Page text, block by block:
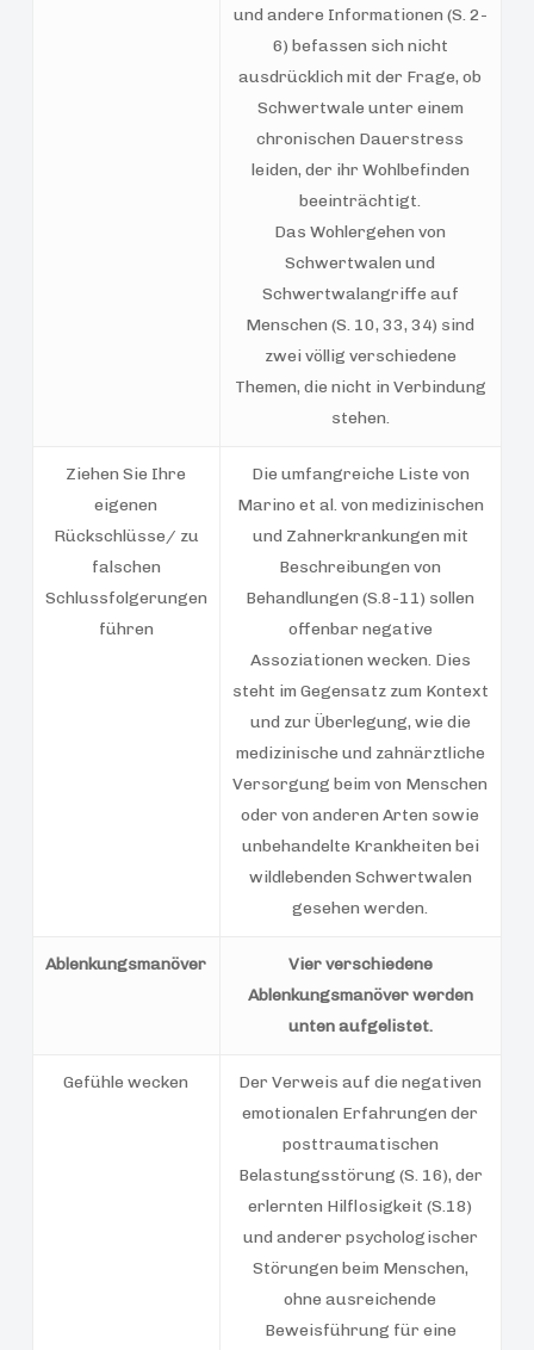
und andere Informationen (S. 2-
6) befassen sich nicht
ausdrücklich mit der Frage, ob
Schwertwale unter einem
chronischen Dauerstress
leiden, der ihr Wohlbefinden
beeinträchtigt.
Das Wohlergehen von
Schwertwalen und
Schwertwalangriffe auf
Menschen (S. 10, 33, 34) sind
zwei völlig verschiedene
Themen, die nicht in Verbindung
stehen.
Ziehen Sie Ihre
eigenen
Rückschlüsse/ zu
falschen
Schlussfolgerungen
führen
Die umfangreiche Liste von
Marino et al. von medizinischen
und Zahnerkrankungen mit
Beschreibungen von
Behandlungen (S.8-11) sollen
offenbar negative
Assoziationen wecken. Dies
steht im Gegensatz zum Kontext
und zur Überlegung, wie die
medizinische und zahnärztliche
Versorgung beim von Menschen
oder von anderen Arten sowie
unbehandelte Krankheiten bei
wildlebenden Schwertwalen
gesehen werden.
Ablenkungsmanöver
Vier verschiedene
Ablenkungsmanöver werden
unten aufgelistet.
Gefühle wecken
Der Verweis auf die negativen
emotionalen Erfahrungen der
posttraumatischen
Belastungsstörung (S. 16), der
erlernten Hilflosigkeit (S.18)
und anderer psychologischer
Störungen beim Menschen,
ohne ausreichende
Beweisführung für eine